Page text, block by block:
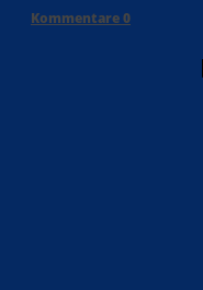
Kommentare0